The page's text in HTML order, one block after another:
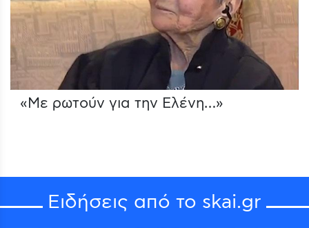
«Με ρωτούν για την Ελένη…»
Ειδήσεις από το skai.gr